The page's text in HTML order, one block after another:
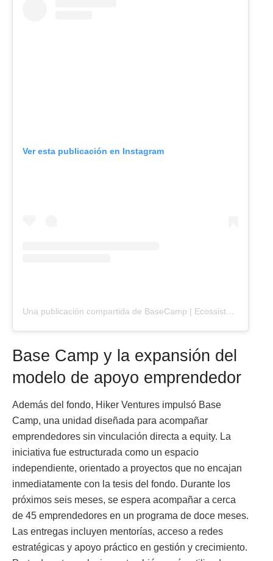
Ver esta publicación en Instagram
Una publicación compartida de BaseCamp | Ecossistema de empreendedores (@basecamp.hk)
Base Camp y la expansión del
modelo de apoyo emprendedor
Además del fondo, Hiker Ventures impulsó Base
Camp, una unidad diseñada para acompañar
emprendedores sin vinculación directa a equity. La
iniciativa fue estructurada como un espacio
independiente, orientado a proyectos que no encajan
inmediatamente con la tesis del fondo. Durante los
próximos seis meses, se espera acompañar a cerca
de 45 emprendedores en un programa de doce meses.
Las entregas incluyen mentorías, acceso a redes
estratégicas y apoyo práctico en gestión y crecimiento.